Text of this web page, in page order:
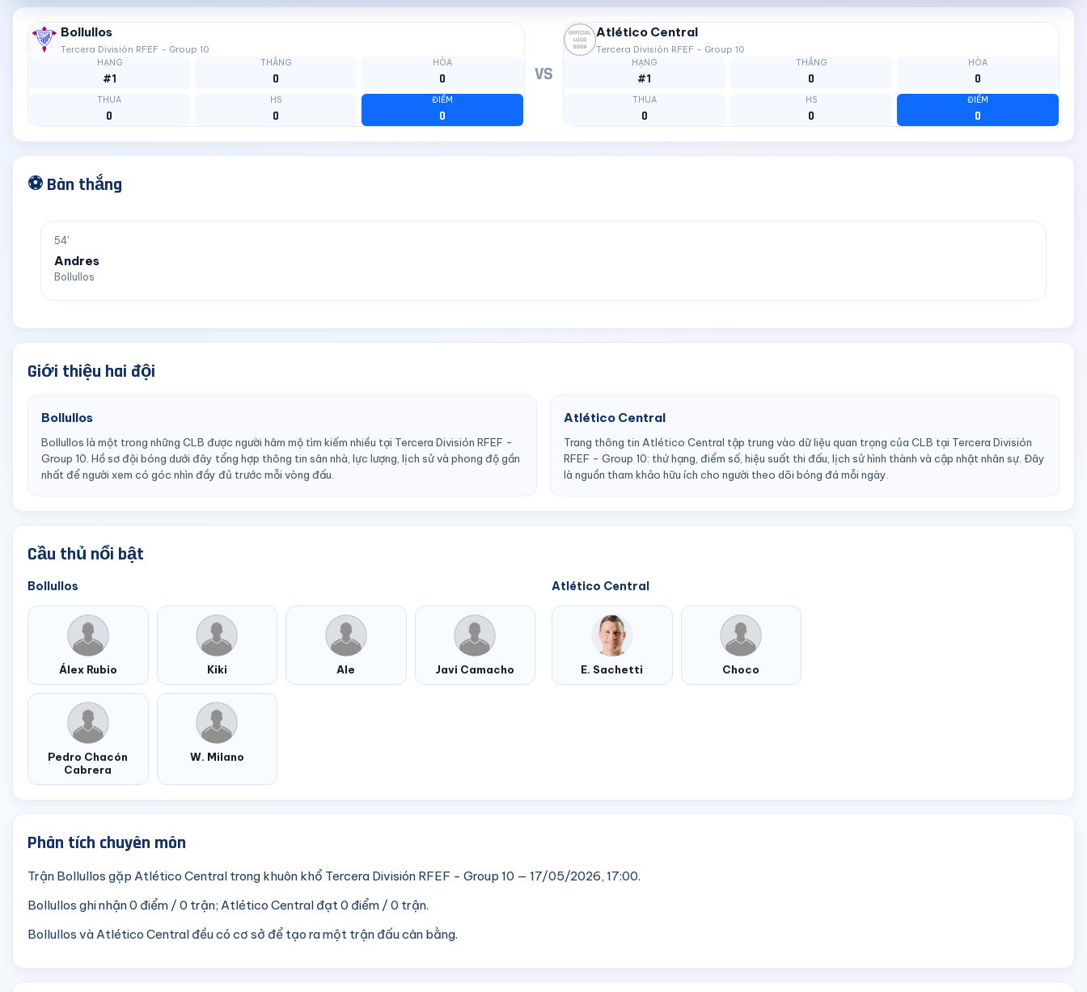
Bollullos
Tercera División RFEF - Group 10
HẠNG
#1
THẮNG
0
HÒA
0
THUA
0
HS
0
ĐIỂM
0
VS
Atlético Central
Tercera División RFEF - Group 10
HẠNG
#1
THẮNG
0
HÒA
0
THUA
0
HS
0
ĐIỂM
0
⚽ Bàn thắng
54'
Andres
Bollullos
Giới thiệu hai đội
Bollullos
Bollullos là một trong những CLB được người hâm mộ tìm kiếm nhiều tại Tercera División RFEF -
Group 10. Hồ sơ đội bóng dưới đây tổng hợp thông tin sân nhà, lực lượng, lịch sử và phong độ gần
nhất để người xem có góc nhìn đầy đủ trước mỗi vòng đấu.
Atlético Central
Trang thông tin Atlético Central tập trung vào dữ liệu quan trọng của CLB tại Tercera División
RFEF - Group 10: thứ hạng, điểm số, hiệu suất thi đấu, lịch sử hình thành và cập nhật nhân sự. Đây
là nguồn tham khảo hữu ích cho người theo dõi bóng đá mỗi ngày.
Cầu thủ nổi bật
Bollullos
Álex Rubio Kiki Ale Javi Camacho
Pedro Chacón
Cabrera
W. Milano
Atlético Central
E. Sachetti Choco
Phân tích chuyên môn
Trận Bollullos gặp Atlético Central trong khuôn khổ Tercera División RFEF - Group 10 — 17/05/2026, 17:00.
Bollullos ghi nhận 0 điểm / 0 trận; Atlético Central đạt 0 điểm / 0 trận.
Bollullos và Atlético Central đều có cơ sở để tạo ra một trận đấu cân bằng.